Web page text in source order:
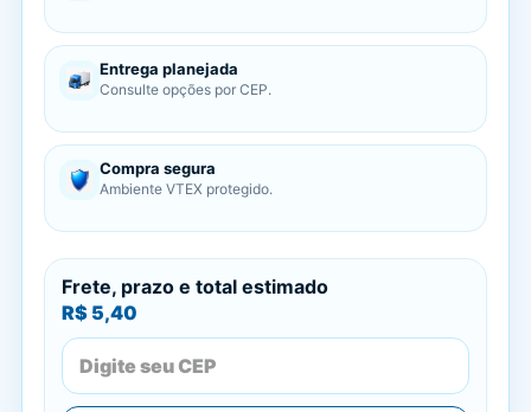
Entrega planejada
Consulte opções por CEP.
Compra segura
Ambiente VTEX protegido.
Frete, prazo e total estimado
R$ 5,40